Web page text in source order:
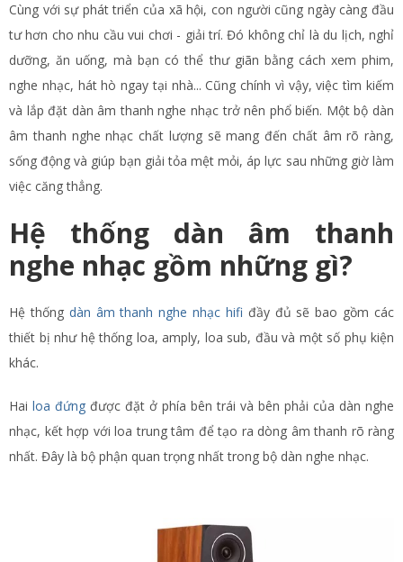
Cùng với sự phát triển của xã hội, con người cũng ngày càng đầu
tư hơn cho nhu cầu vui chơi - giải trí. Đó không chỉ là du lịch, nghỉ
dưỡng, ăn uống, mà bạn có thể thư giãn bằng cách xem phim,
nghe nhạc, hát hò ngay tại nhà... Cũng chính vì vậy, việc tìm kiếm
và lắp đặt dàn âm thanh nghe nhạc trở nên phổ biến. Một bộ dàn
âm thanh nghe nhạc chất lượng sẽ mang đến chất âm rõ ràng,
sống động và giúp bạn giải tỏa mệt mỏi, áp lực sau những giờ làm
việc căng thẳng.
Hệ thống dàn âm thanh
nghe nhạc gồm những gì?
Hệ thống dàn âm thanh nghe nhạc hifi đầy đủ sẽ bao gồm các
thiết bị như hệ thống loa, amply, loa sub, đầu và một số phụ kiện
khác.
Hai loa đứng được đặt ở phía bên trái và bên phải của dàn nghe
nhạc, kết hợp với loa trung tâm để tạo ra dòng âm thanh rõ ràng
nhất. Đây là bộ phận quan trọng nhất trong bộ dàn nghe nhạc.